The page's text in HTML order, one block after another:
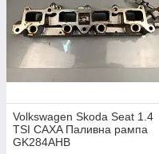
Volkswagen Skoda Seat 1.4
TSI CAXA Паливна рампа
GK284AHB